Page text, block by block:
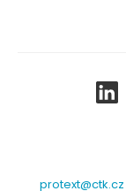
protext@ctk.cz